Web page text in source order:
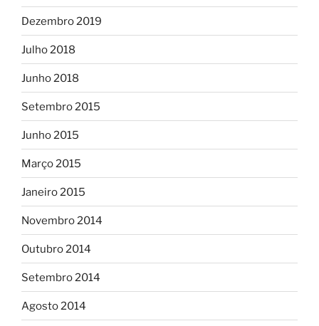
Dezembro 2019
Julho 2018
Junho 2018
Setembro 2015
Junho 2015
Março 2015
Janeiro 2015
Novembro 2014
Outubro 2014
Setembro 2014
Agosto 2014